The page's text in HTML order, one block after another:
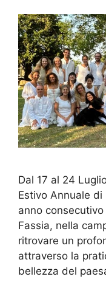
Dal 17 al 24
Estivo Annuale
anno
Fassia, nella
ritrovare un
attraverso la
bellezza del